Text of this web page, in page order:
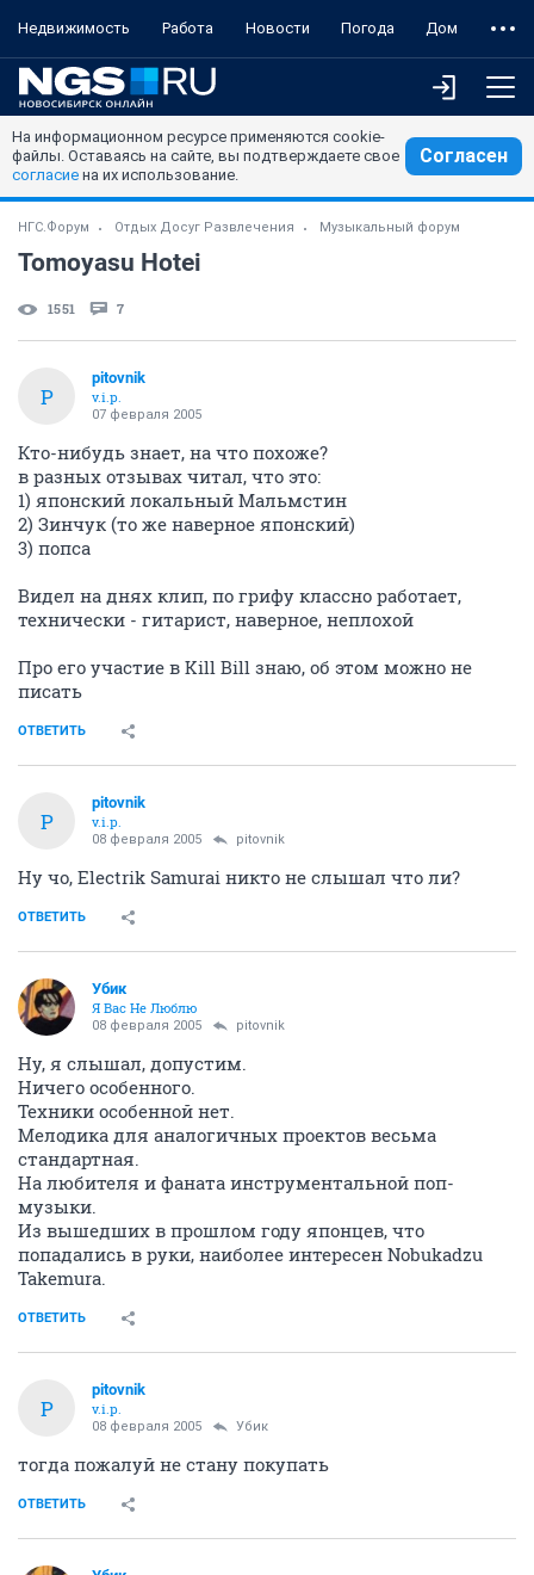
Недвижимость Работа Новости Погода Дом
На информационном ресурсе применяются cookie-
файлы. Оставаясь на сайте, вы подтверждаете свое
согласие на их использование.
Согласен
НГС.Форум Отдых Досуг Развлечения Музыкальный форум
Tomoyasu Hotei
1551 7
P
pitovnik
v.i.p.
07 февраля 2005
Кто-нибудь знает, на что похоже?
в разных отзывах читал, что это:
1) японский локальный Мальмстин
2) Зинчук (то же наверное японский)
3) попса
Видел на днях клип, по грифу классно работает,
технически - гитарист, наверное, неплохой
Про его участие в Kill Bill знаю, об этом можно не
писать
ОТВЕТИТЬ
P
pitovnik
v.i.p.
08 февраля 2005 pitovnik
Ну чо, Electrik Samurai никто не слышал что ли?
ОТВЕТИТЬ
Убик
Я Вас Не Люблю
08 февраля 2005 pitovnik
Ну, я слышал, допустим.
Ничего особенного.
Техники особенной нет.
Мелодика для аналогичных проектов весьма
стандартная.
На любителя и фаната инструментальной поп-
музыки.
Из вышедших в прошлом году японцев, что
попадались в руки, наиболее интересен Nobukadzu
Takemura.
ОТВЕТИТЬ
P
pitovnik
v.i.p.
08 февраля 2005 Убик
тогда пожалуй не стану покупать
ОТВЕТИТЬ